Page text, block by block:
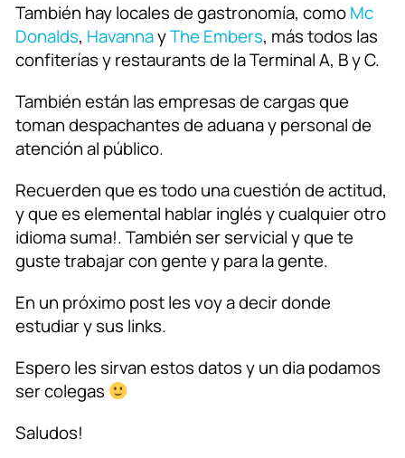
También hay locales de gastronomía, comoMc
Donalds, HavannayThe Embers, más todos las
confiterías y restaurants de la Terminal A, B y C.
También están las empresas de cargas que
toman despachantes de aduana y personal de
atención al público.
Recuerden que es todo una cuestión de actitud,
y que es elemental hablar inglés y cualquier otro
idioma suma!. También ser servicial y que te
guste trabajar con gente y para la gente.
En un próximo post les voy a decir donde
estudiar y sus links.
Espero les sirvan estos datos y un dia podamos
ser colegas
Saludos!